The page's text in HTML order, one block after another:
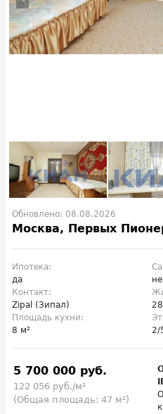
Обновлено: 08.08.2026
Москва, Первых
Ипотека:
да
Контакт:
Zipal (Зипал)
Площадь кухни:
8 м²
2/
5 700 000 руб.
122 056 руб./м²
(Общая площадь: 47 м²)